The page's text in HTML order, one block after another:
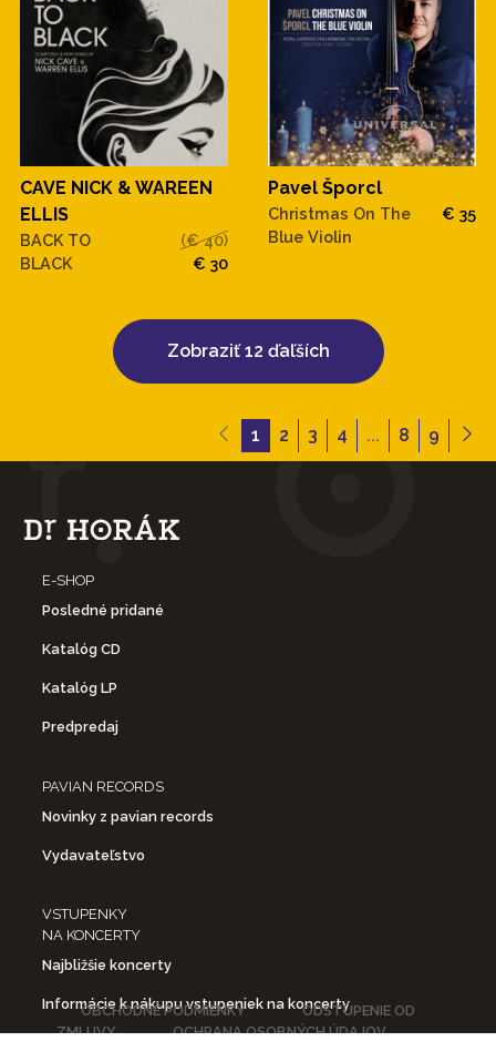
CAVE NICK & WAREEN
ELLIS
BACK TO
BLACK
(€ 40)
€ 30
Pavel Šporcl
Christmas On The
Blue Violin
€ 35
Zobraziť 12 ďaľších
1 2 3 4 ... 8 9
E-SHOP
Posledné pridané
Katalóg CD
Katalóg LP
Predpredaj
PAVIAN RECORDS
Novinky z pavian records
Vydavateľstvo
VSTUPENKY
NA KONCERTY
Najbližšie koncerty
Informácie k nákupu vstupeniek na koncerty
OBCHODNÉ PODMIENKY
ODSTÚPENIE OD
ZMLUVY
OCHRANA OSOBNÝCH ÚDAJOV